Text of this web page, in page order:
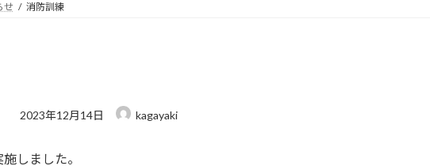
せ 消防訓練
最
新
2023年12月14日 kagayaki
しました。